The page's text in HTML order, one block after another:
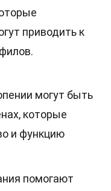
приводить к
могут быть
которые
и функцию
помогают